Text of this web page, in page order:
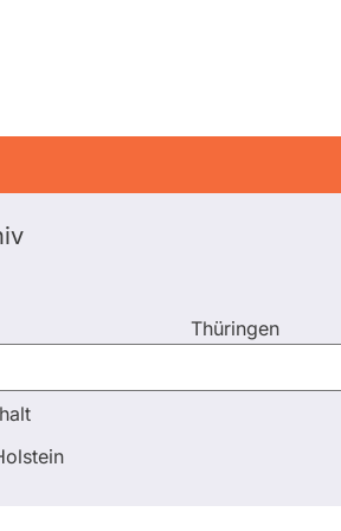
Thüringen